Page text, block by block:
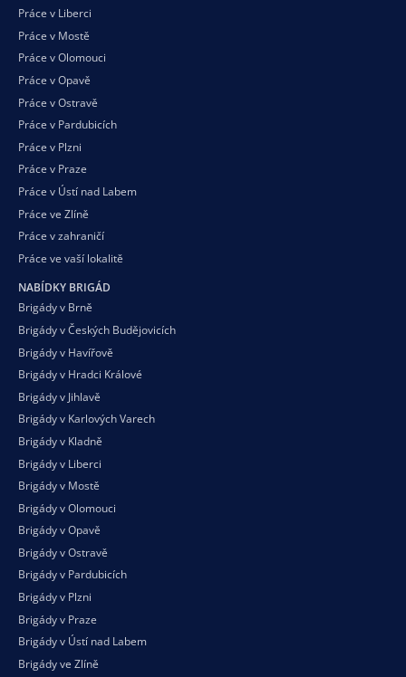
Práce v Liberci
Práce v Mostě
Práce v Olomouci
Práce v Opavě
Práce v Ostravě
Práce v Pardubicích
Práce v Plzni
Práce v Praze
Práce v Ústí nad Labem
Práce ve Zlíně
Práce v zahraničí
Práce ve vaší lokalitě
NABÍDKY BRIGÁD
Brigády v Brně
Brigády v Českých Budějovicích
Brigády v Havířově
Brigády v Hradci Králové
Brigády v Jihlavě
Brigády v Karlových Varech
Brigády v Kladně
Brigády v Liberci
Brigády v Mostě
Brigády v Olomouci
Brigády v Opavě
Brigády v Ostravě
Brigády v Pardubicích
Brigády v Plzni
Brigády v Praze
Brigády v Ústí nad Labem
Brigády ve Zlíně